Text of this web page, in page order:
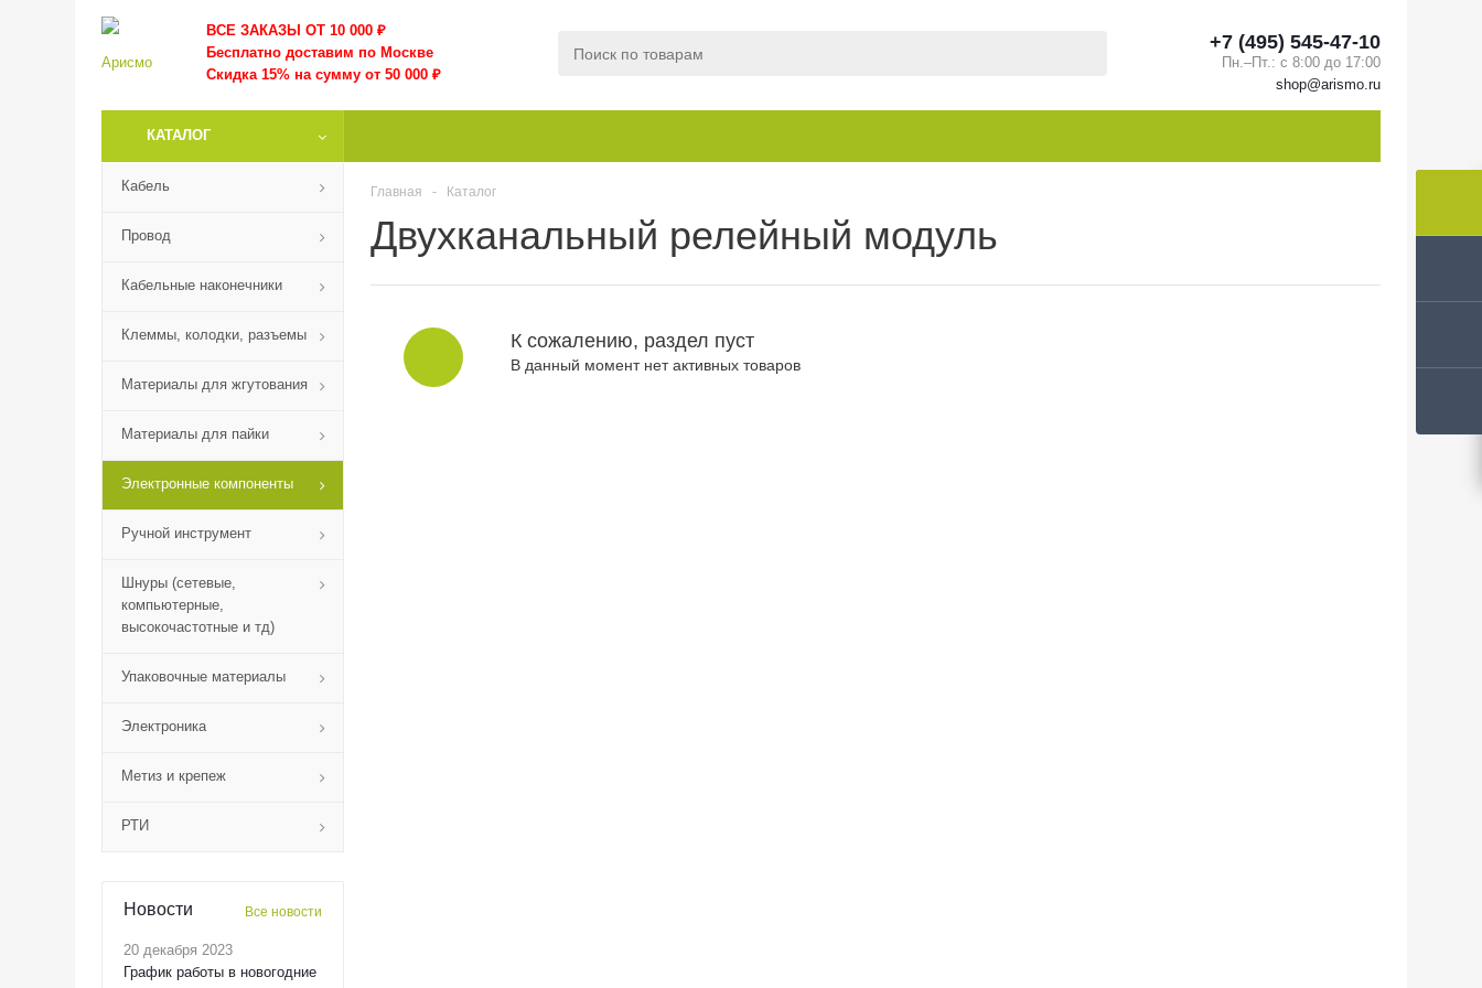
ВСЕ ЗАКАЗЫ ОТ 10 000 ₽
Бесплатно доставим по Москве
Скидка 15% на сумму от 50 000 ₽
+7 (495) 545-47-10
Пн.–Пт.: с 8:00 до 17:00
shop@arismo.ru
КАТАЛОГ
Кабель
Провод
Кабельные наконечники
Клеммы, колодки, разъемы
Материалы для жгутования
Материалы для пайки
Электронные компоненты
Ручной инструмент
Шнуры (сетевые,
компьютерные,
высокочастотные и тд)
Упаковочные материалы
Электроника
Метиз и крепеж
РТИ
Новости Все новости
20 декабря 2023
График работы в новогодние
Главная - Каталог
Двухканальный релейный модуль
К сожалению, раздел пуст
В данный момент нет активных товаров